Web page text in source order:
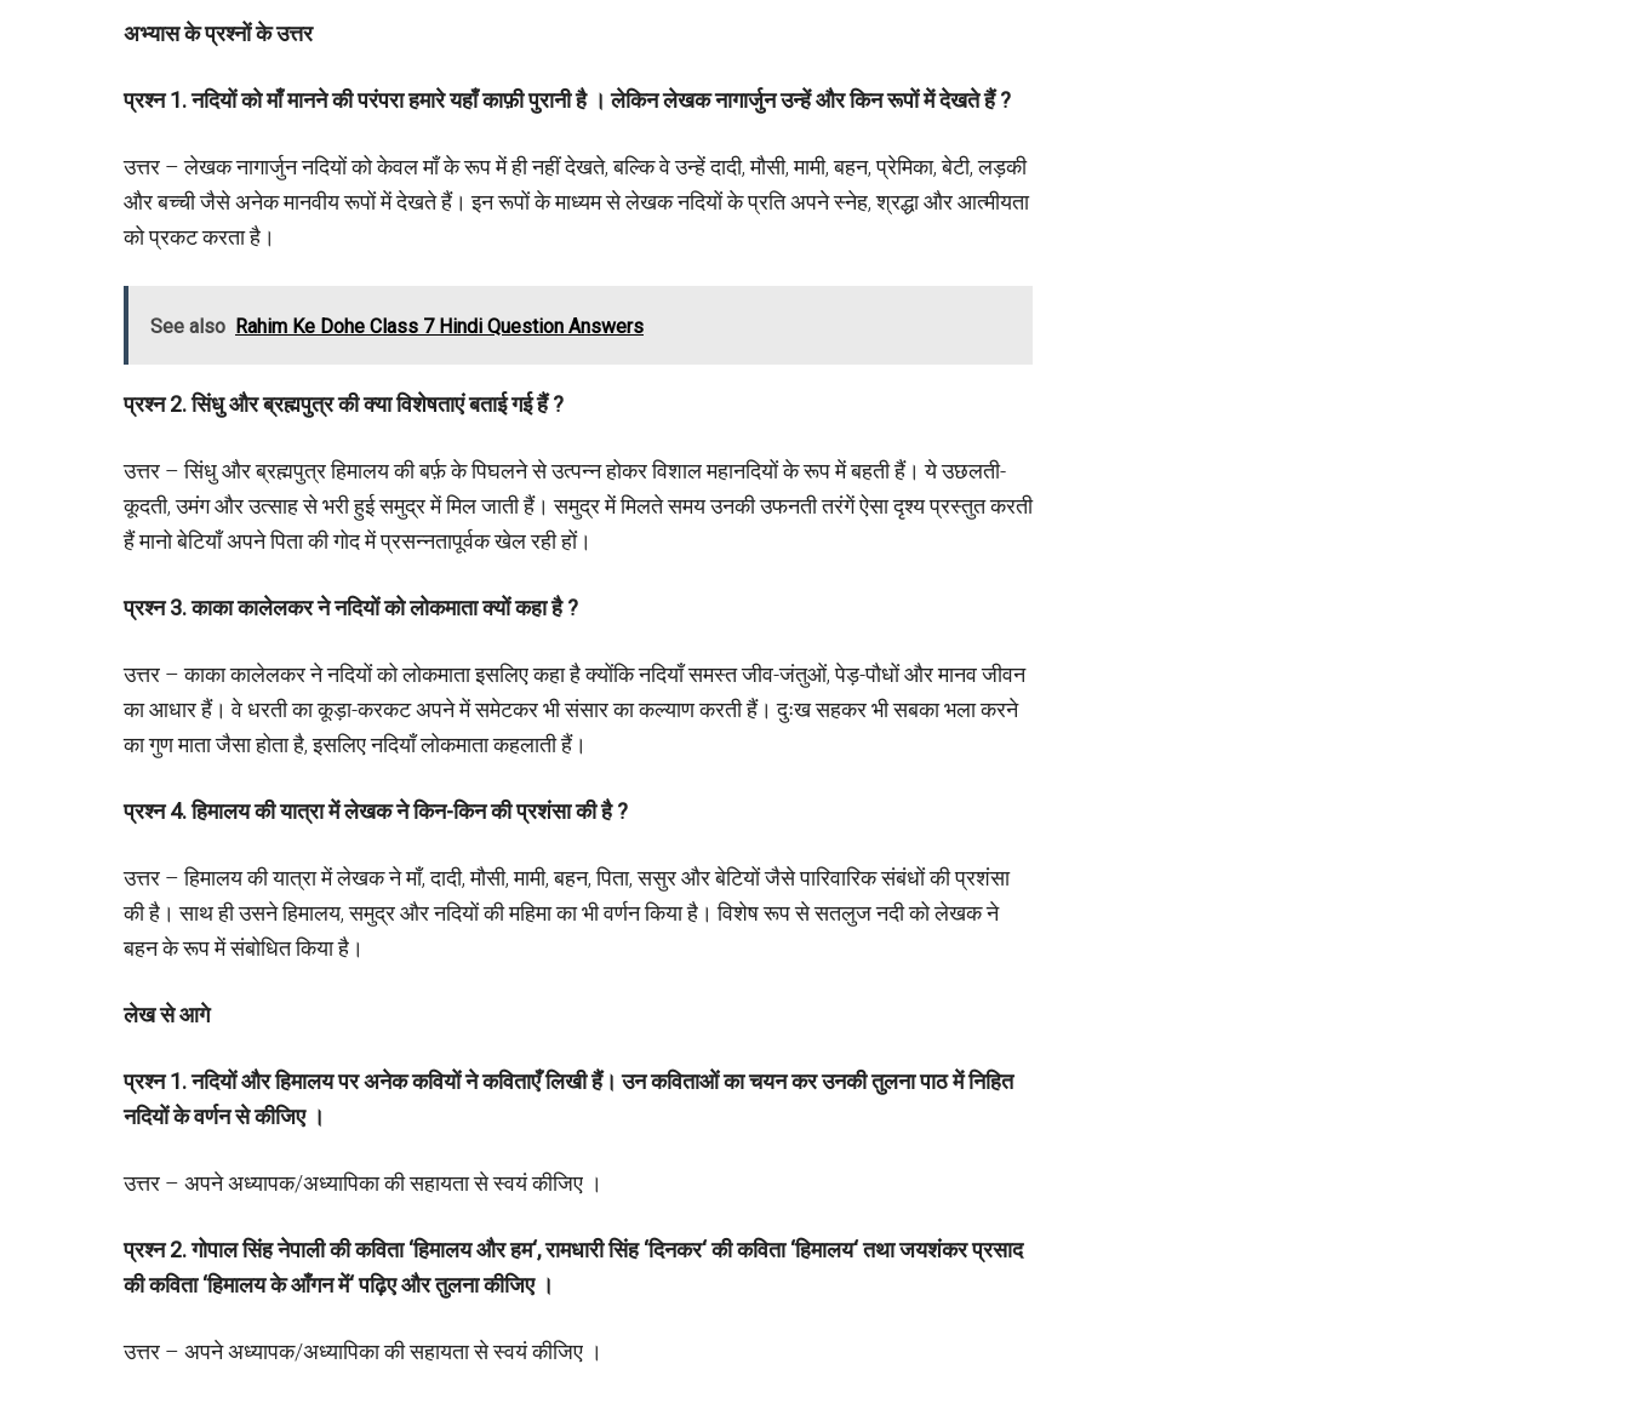
अभ्यास के प्रश्नों के उत्तर
प्रश्न1.नदियों को माँ मानने की परंपरा हमारे यहाँ काफ़ी पुरानी है । लेकिन लेखक नागार्जुन उन्हें और किन रूपों में देखते हैं?
उत्तर – लेखक नागार्जुन नदियों को केवल माँ के रूप में ही नहीं देखते, बल्कि वे उन्हें दादी, मौसी, मामी, बहन, प्रेमिका, बेटी, लड़की
और बच्ची जैसे अनेक मानवीय रूपों में देखते हैं। इन रूपों के माध्यम से लेखक नदियों के प्रति अपने स्नेह, श्रद्धा और आत्मीयता
को प्रकट करता है।
See also Rahim Ke Dohe Class 7 Hindi Question Answers
प्रश्न2.सिंधु और ब्रह्मपुत्र की क्या विशेषताएं बताई गई हैं?
उत्तर – सिंधु और ब्रह्मपुत्र हिमालय की बर्फ़ के पिघलने से उत्पन्न होकर विशाल महानदियों के रूप में बहती हैं। ये उछलती-
कूदती, उमंग और उत्साह से भरी हुई समुद्र में मिल जाती हैं। समुद्र में मिलते समय उनकी उफनती तरंगें ऐसा दृश्य प्रस्तुत करती
हैं मानो बेटियाँ अपने पिता की गोद में प्रसन्नतापूर्वक खेल रही हों।
प्रश्न3.काका कालेलकर ने नदियों को लोकमाता क्यों कहा है?
उत्तर – काका कालेलकर ने नदियों को लोकमाता इसलिए कहा है क्योंकि नदियाँ समस्त जीव-जंतुओं, पेड़-पौधों और मानव जीवन
का आधार हैं। वे धरती का कूड़ा-करकट अपने में समेटकर भी संसार का कल्याण करती हैं। दुःख सहकर भी सबका भला करने
का गुण माता जैसा होता है, इसलिए नदियाँ लोकमाता कहलाती हैं।
प्रश्न4.हिमालय की यात्रा में लेखक ने किन-किन की प्रशंसा की है?
उत्तर – हिमालय की यात्रा में लेखक ने माँ, दादी, मौसी, मामी, बहन, पिता, ससुर और बेटियों जैसे पारिवारिक संबंधों की प्रशंसा
की है। साथ ही उसने हिमालय, समुद्र और नदियों की महिमा का भी वर्णन किया है। विशेष रूप से सतलुज नदी को लेखक ने
बहन के रूप में संबोधित किया है।
लेख से आगे
प्रश्न1.नदियों और हिमालय पर अनेक कवियों ने कविताएँ लिखी हैं। उन कविताओं का चयन कर उनकी तुलना पाठ में निहित
नदियों के वर्णन से कीजिए ।
उत्तर – अपने अध्यापक/अध्यापिका की सहायता से स्वयं कीजिए ।
प्रश्न2.गोपाल सिंह नेपाली की कविता‘हिमालय और हम‘,रामधारी सिंह‘दिनकर‘की कविता‘हिमालय‘तथा जयशंकर प्रसाद
की कविता‘हिमालय के आँगन में‘पढ़िए और तुलना कीजिए ।
उत्तर – अपने अध्यापक/अध्यापिका की सहायता से स्वयं कीजिए ।